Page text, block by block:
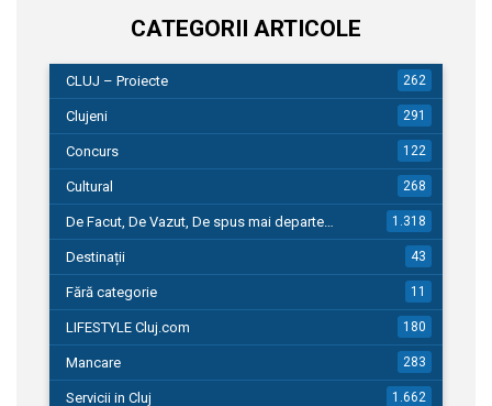
CATEGORII ARTICOLE
CLUJ – Proiecte 262
Clujeni 291
Concurs 122
Cultural 268
De Facut, De Vazut, De spus mai departe… 1.318
Destinații 43
Fără categorie 11
LIFESTYLE Cluj.com 180
Mancare 283
Servicii in Cluj 1.662